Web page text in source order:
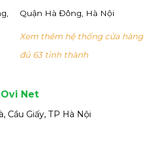
Quận Hà Đông, Hà Nội
Xem thêm hệ thống cửa hàng
đủ 63 tỉnh thành
Net
Cầu Giấy, TP Hà Nội